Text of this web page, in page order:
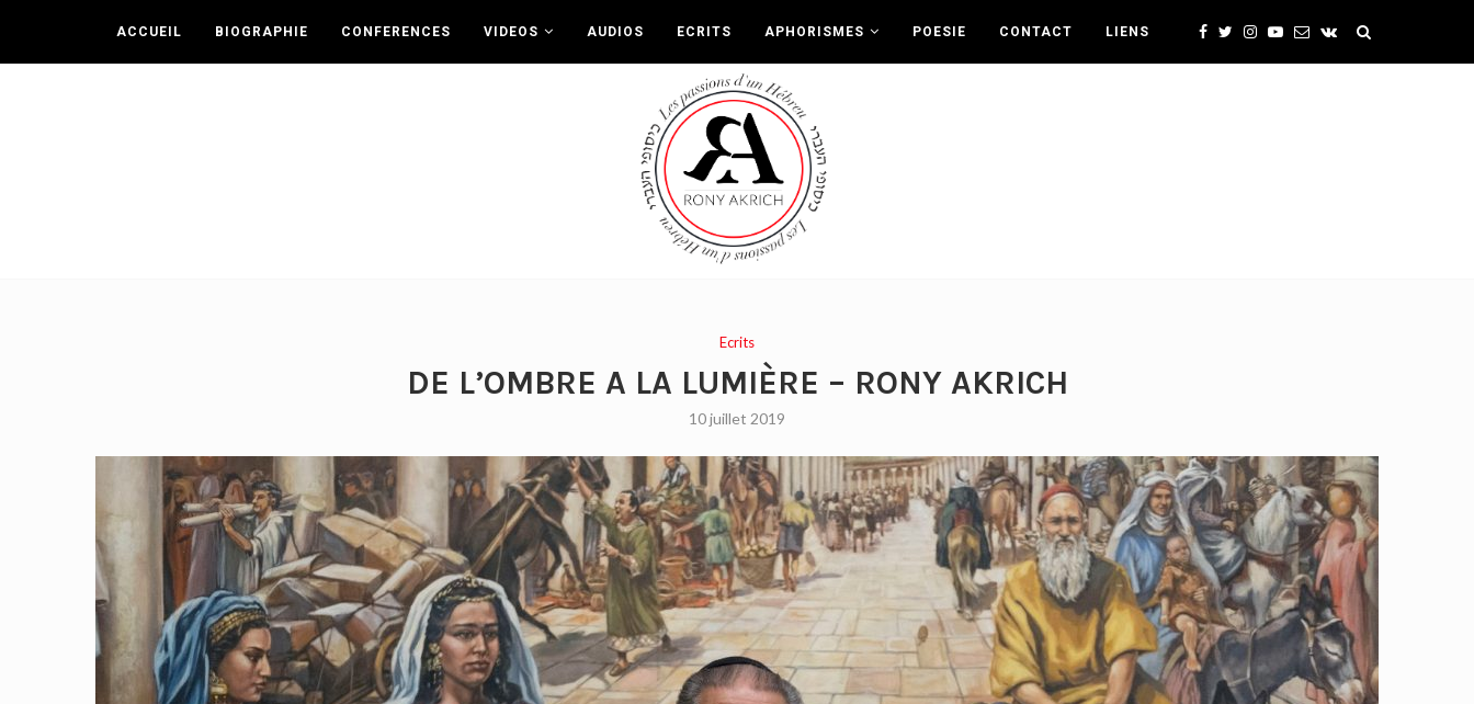
ACCUEIL BIOGRAPHIE CONFERENCES VIDEOS AUDIOS ECRITS APHORISMES POESIE CONTACT LIENS
Ecrits
DE L’OMBRE A LA LUMIÈRE – RONY AKRICH
10 juillet 2019